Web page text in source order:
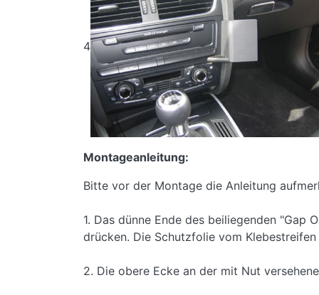
4
Montageanleitung:
Bitte vor der Montage die Anleitung
1. Das dünne Ende des beiliegenden "Gap
drücken. Die Schutzfolie vom
2. Die obere Ecke an der mit Nut